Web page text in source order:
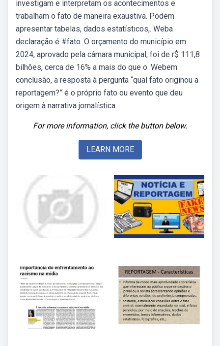
investigam e interpretam os acontecimentos e
trabalham o fato de maneira exaustiva. Podem
apresentar tabelas, dados estatísticos,. Weba
declaração é #fato. O orçamento do município em
2024, aprovado pela câmara municipal, foi de r$ 111,8
bilhões, cerca de 16% a mais do que o. Webem
conclusão, a resposta à pergunta “qual fato originou a
reportagem?” é o próprio fato ou evento que deu
origem à narrativa jornalística.
For more information, click the button below.
LEARN MORE